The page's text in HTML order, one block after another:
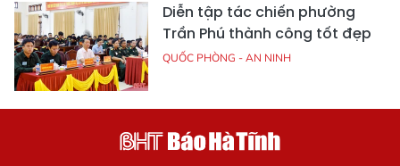
Diễn tập tác chiến phường
Trần Phú thành công tốt đẹp
QUỐC PHÒNG - AN NINH